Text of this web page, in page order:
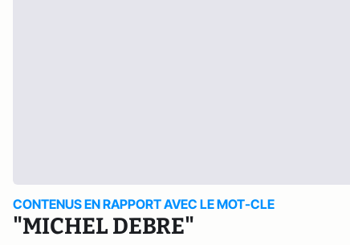
CONTENUS EN RAPPORT AVEC LE MOT-CLE
"MICHEL DEBRE"